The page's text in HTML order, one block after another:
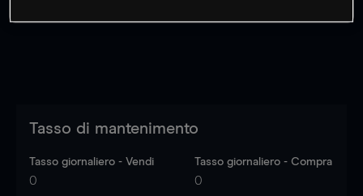
Tasso di mantenimento
Tasso giornaliero - Vendi
0
Tasso giornaliero - Compra
0